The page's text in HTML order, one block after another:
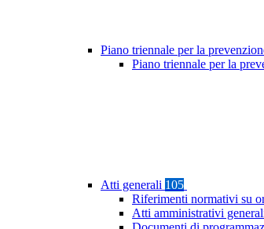
Piano triennale per la
Piano triennale per la
Atti generali 105
Riferimenti normativi su
Atti amministrativi